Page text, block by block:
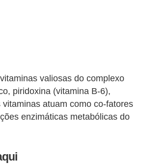
valiosas do complexo
piridoxina (vitamina B-6),
atuam como co-fatores
enzimáticas metabólicas do